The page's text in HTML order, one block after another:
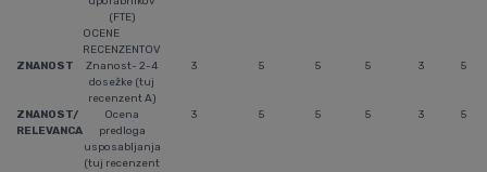
(FTE)
OCENE
RECENZENTOV
ZNANOST
Znanost- 2-4
dosežke (tuj
recenzent A)
3 5 5 5 3 5
ZNANOST/
RELEVANCA
Ocena
predloga
usposabljanja
(tuj recenzent
3 5 5 5 3 5